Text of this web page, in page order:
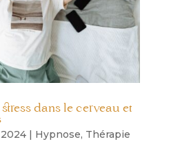
dans le cerveau et
| Hypnose, Thérapie